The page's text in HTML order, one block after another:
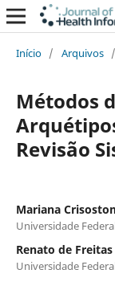
Início / Arquivos /
Métodos
Revisão
Mariana
Universidade
Renato de
Universidade